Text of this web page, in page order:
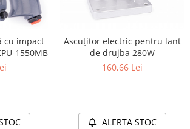
cu impact
1550MB
Ascuțitor electric pentru lant
de drujba 280W
160,66 Lei
ALERTA STOC